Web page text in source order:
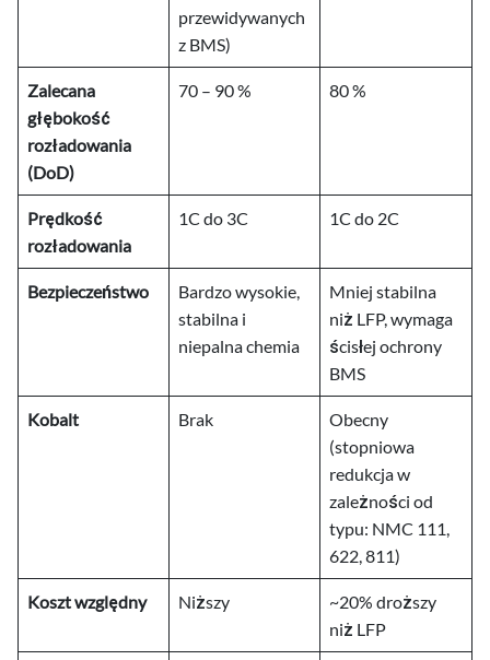
przewidywanych
z BMS)
Zalecana
głębokość
rozładowania
(DoD)
70 – 90 % 80 %
Prędkość
rozładowania
1C do 3C 1C do 2C
Bezpieczeństwo
Bardzo wysokie,
stabilna i
niepalna chemia
Mniej stabilna
niż LFP, wymaga
ścisłej ochrony
BMS
Kobalt Brak
Obecny
(stopniowa
redukcja w
zależności od
typu: NMC 111,
622, 811)
Koszt względny Niższy
~20% droższy
niż LFP